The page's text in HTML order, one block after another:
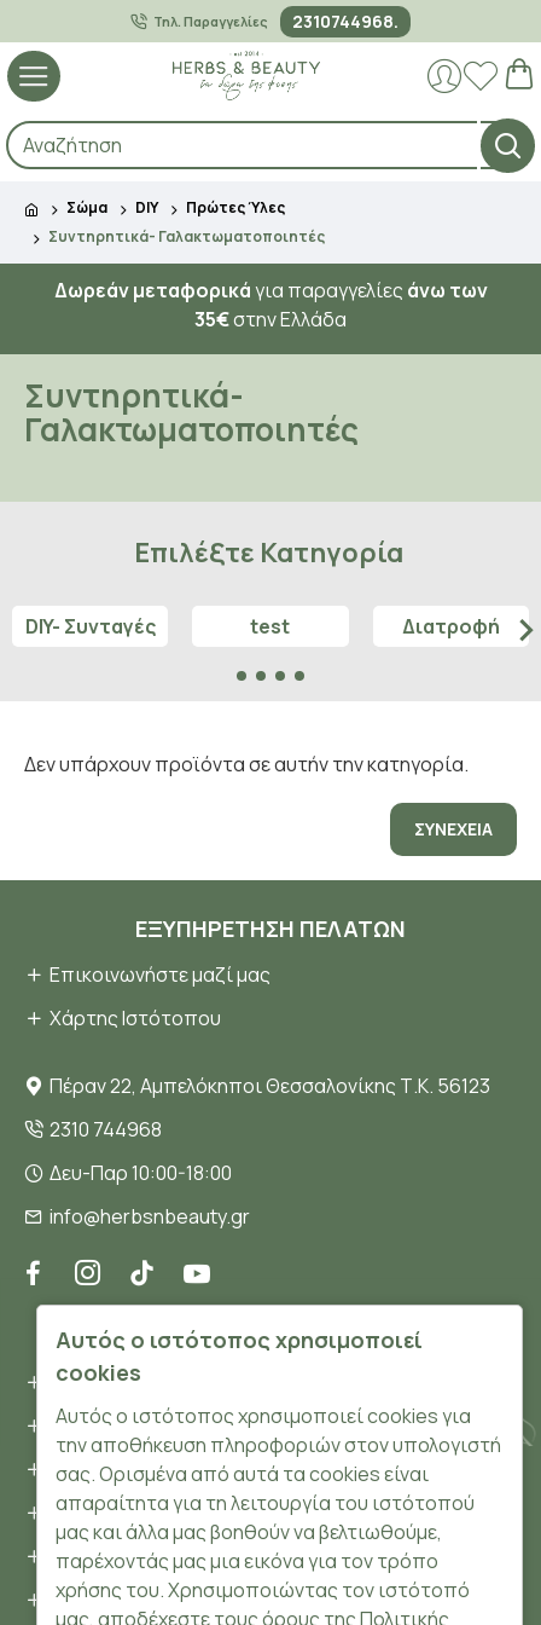
Τηλ. Παραγγελίες 2310744968.
Σώμα DIY
Πρώτες Ύλες
Συντηρητικά- Γαλακτωματοποιητές
Δωρεάν μεταφορικάγια παραγγελίες άνω των
35€στην Ελλάδα
Συντηρητικά-
Γαλακτωματοποιητές
Επιλέξτε Κατηγορία
DIY- Συνταγές test Διατροφή
Δεν υπάρχουν προϊόντα σε αυτήν την κατηγορία.
ΣΥΝΈΧΕΙΑ
ΕΞΥΠΗΡΈΤΗΣΗ ΠΕΛΑΤΏΝ
Επικοινωνήστε μαζί μας
Χάρτης Ιστότοπου
Πέραν 22, Αμπελόκηποι Θεσσαλονίκης Τ.Κ. 56123
2310 744968
Δευ-Παρ 10:00-18:00
info@herbsnbeauty.gr
ΠΛΗΡΟΦΟΡΊΕΣ
Όροι και συνθήκες
Προσωπικά δεδομένα
Ασφάλεια
Τρόποι Πληρωμής
Τρόποι Αποστολής
Επιστροφές Προϊόντων
Αυτός ο ιστότοπος χρησιμοποιεί
cookies
Αυτός ο ιστότοπος χρησιμοποιεί cookies για
την αποθήκευση πληροφοριών στον υπολογιστή
σας. Ορισμένα από αυτά τα cookies είναι
απαραίτητα για τη λειτουργία του ιστότοπού
μας και άλλα μας βοηθούν να βελτιωθούμε,
παρέχοντάς μας μια εικόνα για τον τρόπο
χρήσης του. Χρησιμοποιώντας τον ιστότοπό
μας, αποδέχεστε τους όρους της Πολιτικής